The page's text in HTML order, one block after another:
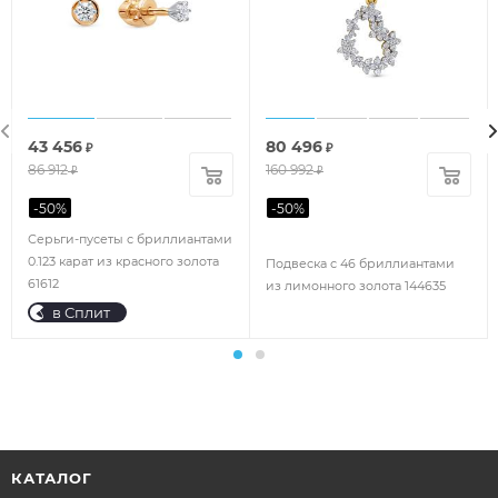
Серьги-пусеты с бриллиантами
0.123 карат из красного золота
61612
43 456 ₽
86 912₽
-50%
в Сплит
Подвеска с 46 бриллиантами
из лимонного золота 144635
80 496 ₽
160 992₽
-50%
КАТАЛОГ